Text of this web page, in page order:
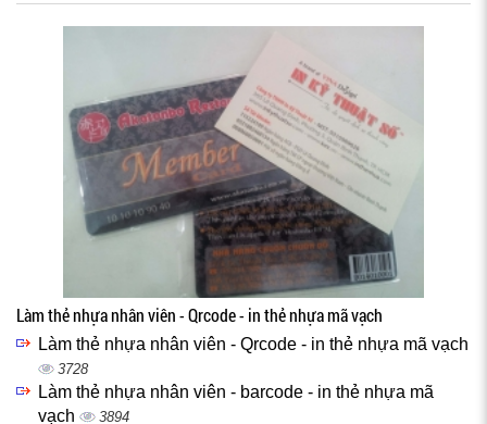
Làm thẻ nhựa nhân viên - Qrcode - in thẻ nhựa mã vạch
Làm thẻ nhựa nhân viên - Qrcode - in thẻ nhựa mã vạch
3728
Làm thẻ nhựa nhân viên - barcode - in thẻ nhựa mã
vạch
3894